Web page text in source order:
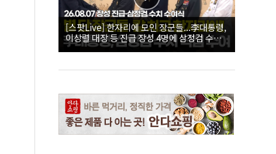
[스팟Live] 한자리에 모인 장군들...李대통령,
이상렬 대장 등 진급 장성 4명에 삼정검 수치
직접 수여｜26.08.07 장성 진급·삼정검 수치